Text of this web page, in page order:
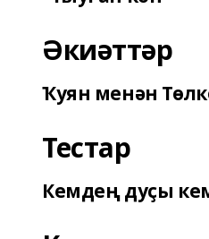
Әкиәттәр
Ҡуян менән
Тестар
Кемдең дуҫы